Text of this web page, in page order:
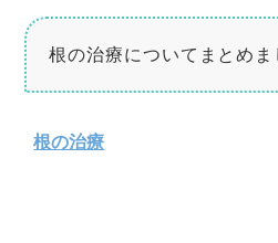
根の治療についてまとめま
根の治療